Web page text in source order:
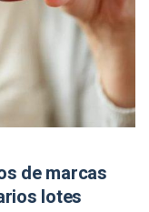
de marcas
lotes